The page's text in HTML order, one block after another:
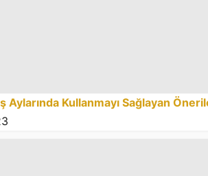
Aylarında Kullanmayı Sağlayan